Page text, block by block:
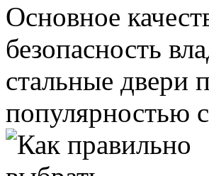
Основное
безопасность
стальные двери
популярностью